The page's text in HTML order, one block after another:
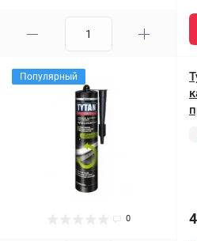
Популярный
0